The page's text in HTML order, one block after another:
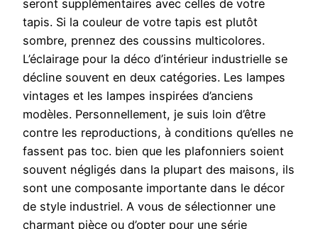
seront supplémentaires avec celles de votre
tapis. Si la couleur de votre tapis est plutôt
sombre, prennez des coussins multicolores.
L’éclairage pour la déco d’intérieur industrielle se
décline souvent en deux catégories. Les lampes
vintages et les lampes inspirées d’anciens
modèles. Personnellement, je suis loin d’être
contre les reproductions, à conditions qu’elles ne
fassent pas toc. bien que les plafonniers soient
souvent négligés dans la plupart des maisons, ils
sont une composante importante dans le décor
de style industriel. A vous de sélectionner une
charmant pièce ou d’opter pour une série